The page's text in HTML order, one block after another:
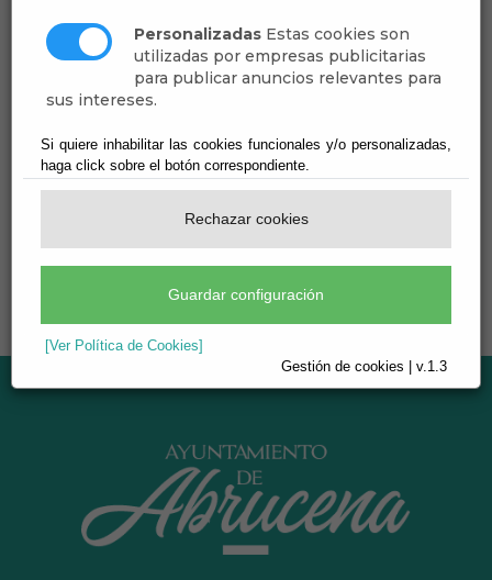
Personalizadas Estas cookies son
utilizadas por empresas publicitarias
para publicar anuncios relevantes para
sus intereses.
Si quiere inhabilitar las cookies funcionales y/o personalizadas,
haga click sobre el botón correspondiente.
Rechazar cookies
Guardar configuración
[Ver Política de Cookies]
Gestión de cookies | v.1.3
administración se va publicando en el tablón
de anuncios y tradicionalmente en formato
formato de texto (.odt) y hojas de cálculo (.ods)
de LibreOffice de cara a su posible reutilización
por parte de los ciudadanos.